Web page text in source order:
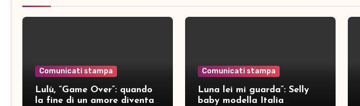
Comunicati stampa
Lulù, “Game Over”: quando
la fine di un amore diventa
Comunicati stampa
Luna lei mi guarda”: Selly
baby modella Italia